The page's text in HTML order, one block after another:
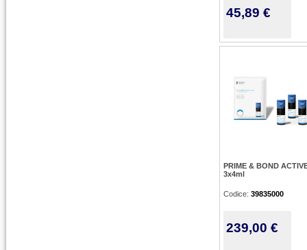
45,89 €
PRIME & BOND
3x4ml
Codice: 39835000
239,00 €